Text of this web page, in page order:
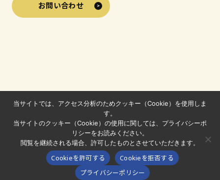
わかやまの文化財フォトコンテスト
お問い合わせ
© 2024-2026 わかやまの文化財
当サイトでは、アクセス分析のためクッキー（Cookie）を使用しま
す。
当サイトのクッキー（Cookie）の使用に関しては、プライバシーポ
リシーをお読みください。
閲覧を継続される場合、許可したものとさせていただきます。
Cookieを許可する
Cookieを拒否する
プライバシーポリシー